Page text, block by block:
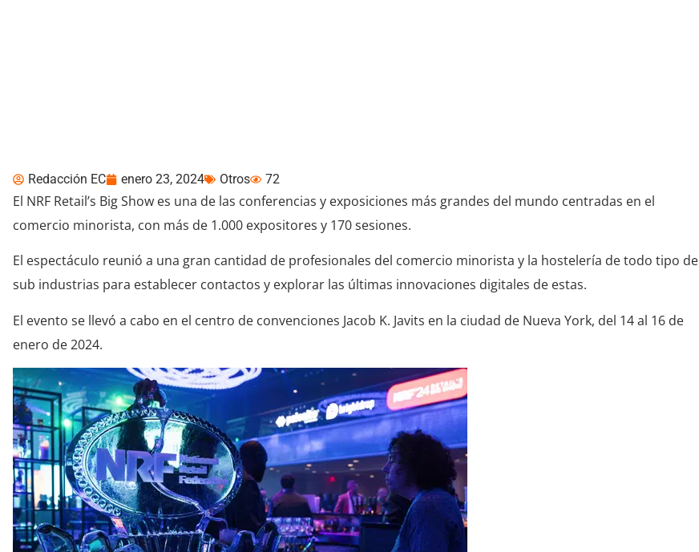
Redacción EC enero 23, 2024 Otros 72
El NRF Retail’s Big Show es una de las conferencias y exposiciones más grandes del mundo centradas en el
comercio minorista, con más de 1.000 expositores y 170 sesiones.
El espectáculo reunió a una gran cantidad de profesionales del comercio minorista y la hostelería de todo tipo de
sub industrias para establecer contactos y explorar las últimas innovaciones digitales de estas.
El evento se llevó a cabo en el centro de convenciones Jacob K. Javits en la ciudad de Nueva York, del 14 al 16 de
enero de 2024.